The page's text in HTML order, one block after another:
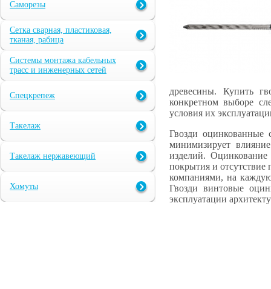
Саморезы
Сетка сварная, пластиковая,
тканая, рабица
Системы монтажа кабельных
трасс и инженерных сетей
Спецкрепеж
Такелаж
Такелаж нержавеющий
Хомуты
древесины. Купить
конкретном выборе
условия их
Гвозди оцинкованные
минимизирует
изделий. Оцинкование
покрытия и
компаниями, на каждую
Гвозди винтовые
эксплуатации